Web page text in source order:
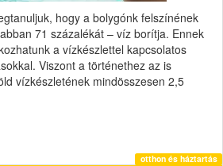
hogy a bolygónk felszínének
71 százalékát – víz borítja. Ennek
a vízkészlettel kapcsolatos
Viszont a történethez az is
vízkészletének mindösszesen 2,5
otthon és háztartás